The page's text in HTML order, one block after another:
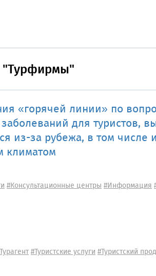
"Турфирмы"
«горячей линии» по
для туристов,
из-за рубежа, в том числе
климатом
#Консультационные центры#Информация
#Туристские услуги#Туристский